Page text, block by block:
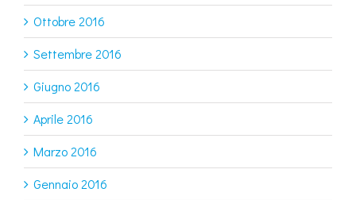
Ottobre 2016
Settembre 2016
Giugno 2016
Aprile 2016
Marzo 2016
Gennaio 2016